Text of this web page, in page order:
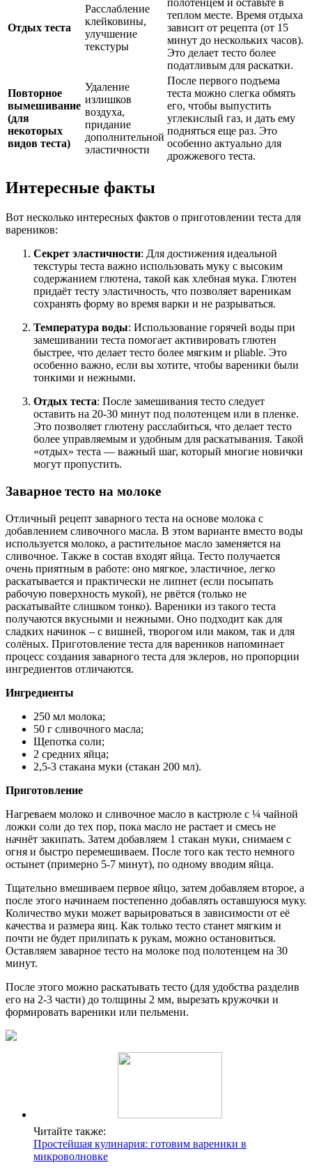
Отдых теста
Расслабление
клейковины,
улучшение
текстуры
полотенцем и оставьте в
теплом месте. Время отдыха
зависит от рецепта (от 15
минут до нескольких часов).
Это делает тесто более
податливым для раскатки.
Повторное
вымешивание
(для
некоторых
видов теста)
Удаление
излишков
воздуха,
придание
дополнительной
эластичности
После первого подъема
теста можно слегка обмять
его, чтобы выпустить
углекислый газ, и дать ему
подняться еще раз. Это
особенно актуально для
дрожжевого теста.
Интересные факты
Вот несколько интересных фактов о приготовлении теста для
вареников:
Секрет эластичности: Для достижения идеальной
текстуры теста важно использовать муку с высоким
содержанием глютена, такой как хлебная мука. Глютен
придаёт тесту эластичность, что позволяет вареникам
сохранять форму во время варки и не разрываться.
Температура воды: Использование горячей воды при
замешивании теста помогает активировать глютен
быстрее, что делает тесто более мягким и pliable. Это
особенно важно, если вы хотите, чтобы вареники были
тонкими и нежными.
Отдых теста: После замешивания тесто следует
оставить на 20-30 минут под полотенцем или в пленке.
Это позволяет глютену расслабиться, что делает тесто
более управляемым и удобным для раскатывания. Такой
«отдых» теста — важный шаг, который многие новички
могут пропустить.
Заварное тесто на молоке
Отличный рецепт заварного теста на основе молока с
добавлением сливочного масла. В этом варианте вместо воды
используется молоко, а растительное масло заменяется на
сливочное. Также в состав входят яйца. Тесто получается
очень приятным в работе: оно мягкое, эластичное, легко
раскатывается и практически не липнет (если посыпать
рабочую поверхность мукой), не рвётся (только не
раскатывайте слишком тонко). Вареники из такого теста
получаются вкусными и нежными. Оно подходит как для
сладких начинок – с вишней, творогом или маком, так и для
солёных. Приготовление теста для вареников напоминает
процесс создания заварного теста для эклеров, но пропорции
ингредиентов отличаются.
Ингредиенты
250 мл молока;
50 г сливочного масла;
Щепотка соли;
2 средних яйца;
2,5-3 стакана муки (стакан 200 мл).
Приготовление
Нагреваем молоко и сливочное масло в кастрюле с ¼ чайной
ложки соли до тех пор, пока масло не растает и смесь не
начнёт закипать. Затем добавляем 1 стакан муки, снимаем с
огня и быстро перемешиваем. После того как тесто немного
остынет (примерно 5-7 минут), по одному вводим яйца.
Тщательно вмешиваем первое яйцо, затем добавляем второе, а
после этого начинаем постепенно добавлять оставшуюся муку.
Количество муки может варьироваться в зависимости от её
качества и размера яиц. Как только тесто станет мягким и
почти не будет прилипать к рукам, можно остановиться.
Оставляем заварное тесто на молоке под полотенцем на 30
минут.
После этого можно раскатывать тесто (для удобства разделив
его на 2-3 части) до толщины 2 мм, вырезать кружочки и
формировать вареники или пельмени.
Читайте также:
Простейшая кулинария: готовим вареники в
микроволновке